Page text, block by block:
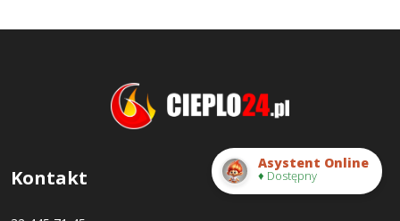
Asystent Online
♦ Dostępny
Kontakt